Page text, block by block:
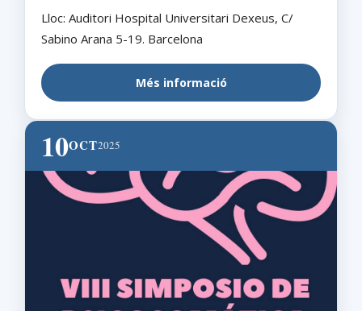
Lloc: Auditori Hospital Universitari Dexeus, C/
Sabino Arana 5-19. Barcelona
Més informació
10OCT2025